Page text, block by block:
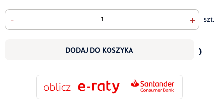
- + szt.
DODAJ DO KOSZYKA
do